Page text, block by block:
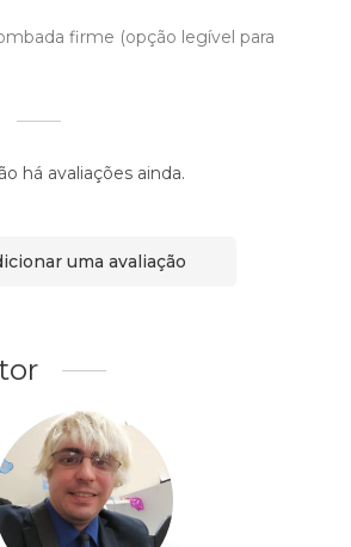
firme (opção legível para
há avaliações ainda.
uma avaliação